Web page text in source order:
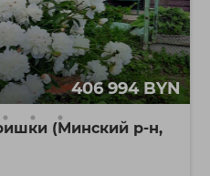
406 994 BYN
(Минский р-н,